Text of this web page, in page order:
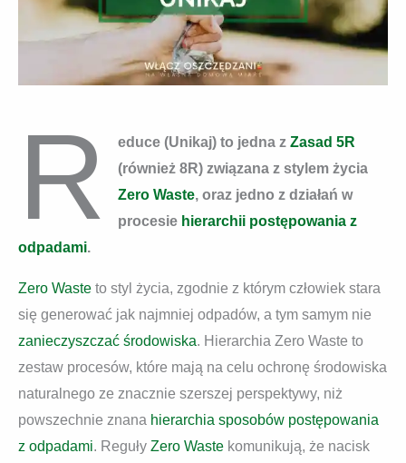
R educe (Unikaj) to jedna zZasad 5R
(również 8R) związana z stylem życia
Zero Waste, oraz jedno z działań w
procesie hierarchii postępowania z
odpadami.
Zero Waste to styl życia, zgodnie z którym człowiek stara
się generować jak najmniej odpadów, a tym samym nie
zanieczyszczać środowiska. Hierarchia Zero Waste to
zestaw procesów, które mają na celu ochronę środowiska
naturalnego ze znacznie szerszej perspektywy, niż
powszechnie znana hierarchia sposobów postępowania
z odpadami. Reguły Zero Waste komunikują, że nacisk